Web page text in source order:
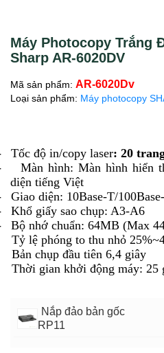
Máy Photocopy Trắng
Sharp AR-6020DV
Mã sản phẩm: AR-6020Dv
Loại sản phẩm: Máy photocopy
Tốc độ in/copy laser: 20
Màn hình: Màn hình hiển
diện tiếng Việt
Giao diện: 10Base-T/
Khổ giấy sao chụp: A3-A6
Bộ nhớ chuẩn: 64MB (Max
Tỷ lệ phóng to thu nhỏ
Bản chụp đầu tiên 6,4 giây
Thời gian khởi động máy: 25
Nắp đảo bản gốc
RP11